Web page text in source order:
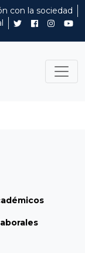
con la sociedad